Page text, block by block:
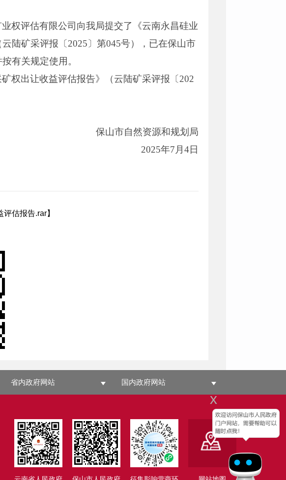
x
权评估有限公司向我局提交了《云南永昌硅业
陆矿采评报〔2025〕第045号），已在保山市
有关规定使用。
权出让收益评估报告》（云陆矿采评报〔202
保山市自然资源和规划局
2025年7月4日
评估报告.rar】
省内政府网站 国内政府网站